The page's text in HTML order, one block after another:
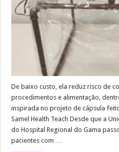
De baixo custo, ela reduz risco de
procedimentos e alimentação,
inspirada no projeto de cápsula
Samel Health Teach Desde que a
do Hospital Regional do Gama
pacientes com …